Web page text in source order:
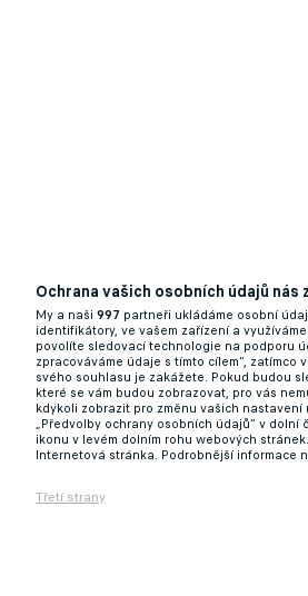
Ochrana vašich osobních údajů nás
My a naši 997 partneři ukládáme osobní
identifikátory, ve vašem zařízení a
povolíte sledovací technologie na podporu
zpracováváme údaje s tímto cílem“, zatímco
svého souhlasu je zakážete. Pokud budou
které se vám budou zobrazovat, pro vás
kdykoli zobrazit pro změnu vašich
„Předvolby ochrany osobních údajů“ v
ikonu v levém dolním rohu webových
Internetová stránka. Podrobnější informace
Třetí strany